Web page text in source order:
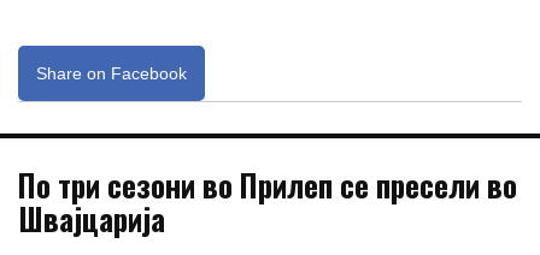
Share on Facebook
По три сезони во Прилеп се пресели во
Швајцарија